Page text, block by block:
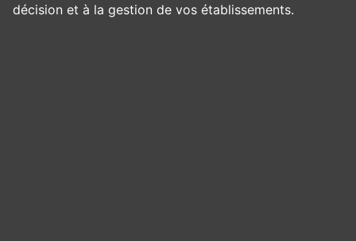
décision et à la gestion de vos établissements.